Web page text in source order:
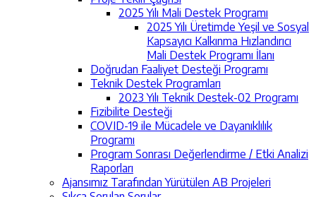
2025 Yılı Mali Destek Programı
2025 Yılı Üretimde Yeşil ve Sosyal
Kapsayıcı Kalkınma Hızlandırıcı
Mali Destek Programı İlanı
Doğrudan Faaliyet Desteği Programı
Teknik Destek Programları
2023 Yılı Teknik Destek-02 Programı
Fizibilite Desteği
COVID-19 ile Mücadele ve Dayanıklılık
Programı
Program Sonrası Değerlendirme / Etki Analizi
Raporları
Ajansımız Tarafından Yürütülen AB Projeleri